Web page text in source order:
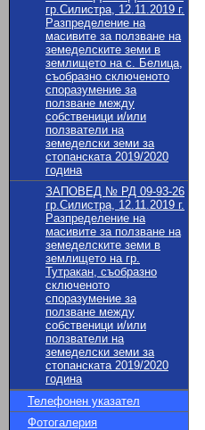
гр.Силистра, 12.11.2019 г.
Разпределение на
масивите за ползване на
земеделските земи в
землището на с. Белица,
съобразно сключеното
споразумение за
ползване между
собственици и/или
ползватели на
земеделски земи за
стопанската 2019/2020
година
ЗАПОВЕД № РД 09-93-26
гр.Силистра, 12.11.2019 г.
Разпределение на
масивите за ползване на
земеделските земи в
землището на гр.
Тутракан, съобразно
сключеното
споразумение за
ползване между
собственици и/или
ползватели на
земеделски земи за
стопанската 2019/2020
година
Телефонен указател
Фотогалерия